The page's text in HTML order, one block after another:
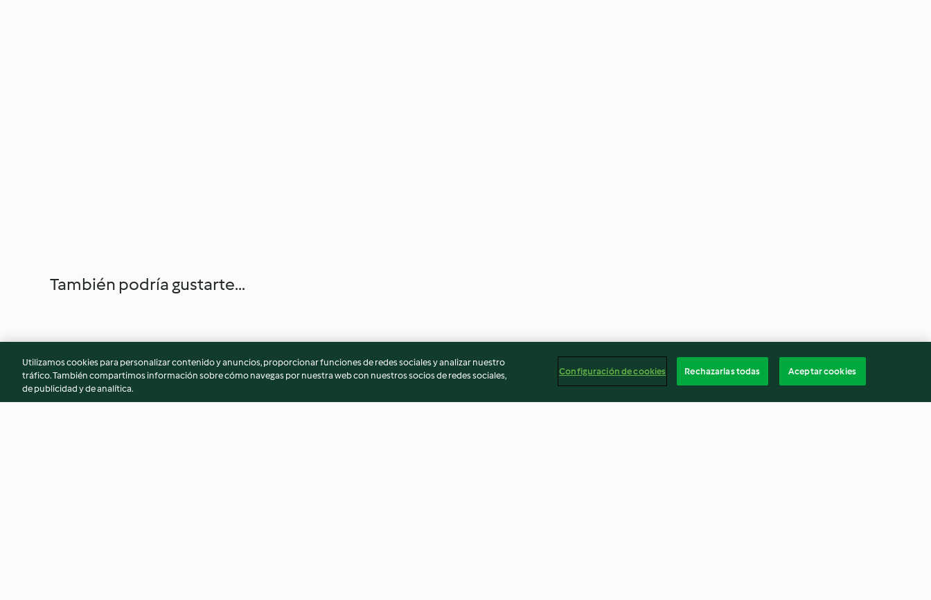
También podría gustarte...
Utilizamos cookies para personalizar contenido y anuncios, proporcionar funciones de redes sociales y analizar nuestro
tráfico. También compartimos información sobre cómo navegas por nuestra web con nuestros socios de redes sociales,
de publicidad y de analítica.
Configuración de cookies Rechazarlas todas Aceptar cookies